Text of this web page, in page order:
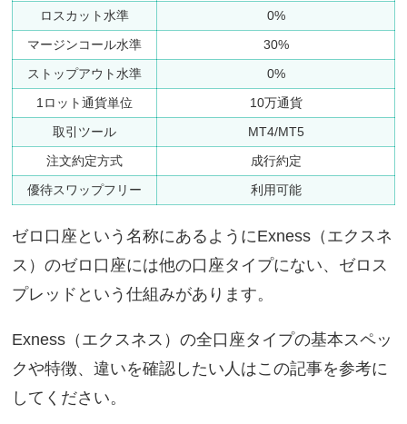
ロスカット水準
0%
マージンコール水準
30%
ストップアウト水準
0%
1ロット通貨単位
10万通貨
取引ツール
MT4/MT5
注文約定方式
成行約定
優待スワップフリー
利用可能
ゼロ口座という名称にあるようにExness（エクスネ
ス）のゼロ口座には他の口座タイプにない、ゼロス
プレッドという仕組みがあります。
Exness（エクスネス）の全口座タイプの基本スペッ
クや特徴、違いを確認したい人はこの記事を参考に
してください。